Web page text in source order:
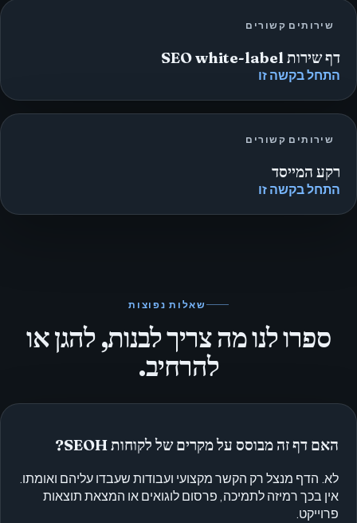
שירותים קשורים
דף שירות SEO white-label
התחל בקשה זו
שירותים קשורים
רקע המייסד
התחל בקשה זו
שאלות נפוצות
ספרו לנו מה צריך לבנות, להגן או
להרחיב.
האם דף זה מבוסס על מקרים של לקוחות SEOH?
לא. הדף מנצל רק הקשר מקצועי ועבודות שעבדו עליהם ואומתו.
אין בכך רמיזה לתמיכה, פרסום לוגואים או המצאת תוצאות
פרוייקט.